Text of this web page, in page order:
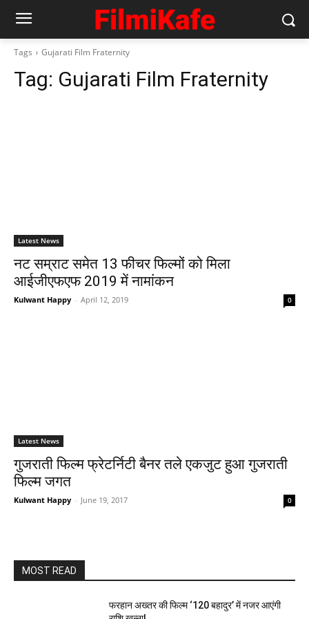
Tags Gujarati Film Fraternity
Tag: Gujarati Film Fraternity
Latest News
नट सम्राट समेत 13 फीचर फिल्मों को मिला
आईजीएफएफ 2019 में नामांकन
Kulwant Happy - April 12, 2019 0
Latest News
गुजराती फिल्‍म फ्रेटर्निटी बैनर तले एकजुट हुआ गुजराती
फिल्‍म जगत
Kulwant Happy - June 19, 2017 0
MOST READ
फरहान अख्तर की फिल्म ‘120 बहादुर’ में नजर आएंगी